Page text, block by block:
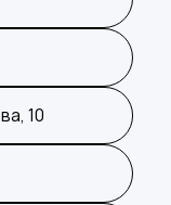
10